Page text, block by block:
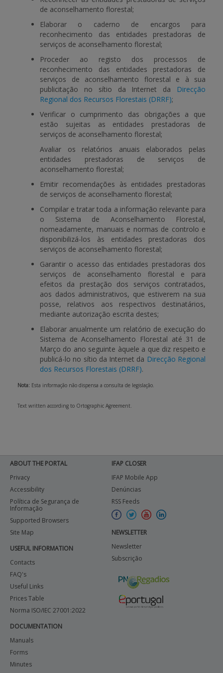
de aconselhamento florestal;
Elaborar o caderno de encargos para
reconhecimento das entidades prestadoras de
serviços de aconselhamento florestal;
Proceder ao registo dos processos de
reconhecimento das entidades prestadoras de
serviços de aconselhamento florestal e à sua
publicitação no sítio da Internet da
Direcção
Regional dos Recursos Florestais (DRRF);
Verificar o cumprimento das obrigações a que
estão sujeitas as entidades prestadoras de
serviços de aconselhamento florestal;
Avaliar os relatórios anuais elaborados pelas
entidades prestadoras de serviços de
aconselhamento florestal;
Emitir recomendações às entidades prestadoras
de serviços de aconselhamento florestal;
Compilar e tratar toda a informação relevante para
o Sistema de Aconselhamento Florestal,
nomeadamente, manuais e normas de controlo e
disponibilizá-los às entidades prestadoras dos
serviços de aconselhamento florestal;
Garantir o acesso das entidades prestadoras dos
serviços de aconselhamento florestal e para
efeitos da prestação dos serviços contratados,
aos dados administrativos, que estiverem na sua
posse, relativos aos respectivos destinatários,
mediante autorização escrita destes;
Elaborar anualmente um relatório de execução do
Sistema de Aconselhamento Florestal até 31 de
Março do ano seguinte àquele a que diz respeito e
publicá-lo no sítio da Internet da Direcção Regional
dos Recursos Florestais (DRRF).
Nota: Esta informação não dispensa a consulta de legislação.
Text written according to Ortographic Agreement.
ABOUT THE PORTAL
Privacy
Accessibility
Política de Segurança de
Informação
Supported Browsers
Site Map
USEFUL INFORMATION
Contacts
FAQ's
Useful Links
Prices Table
Norma ISO/IEC 27001:2022
DOCUMENTATION
Manuals
Forms
Minutes
IFAP CLOSER
IFAP Mobile App
Denúncias
RSS Feeds
NEWSLETTER
Newsletter
Subscrição